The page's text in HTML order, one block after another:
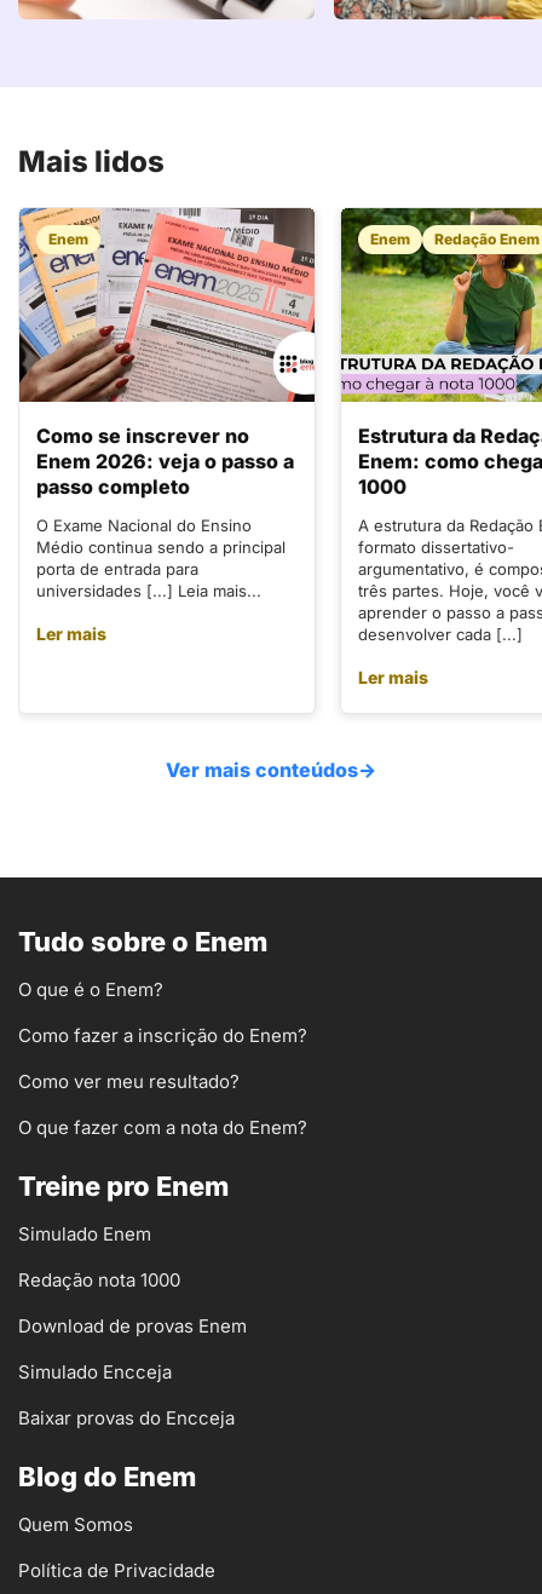
Mais lidos
Enem
Como se inscrever no
Enem 2026: veja o passo a
passo completo
O Exame Nacional do Ensino
Médio continua sendo a principal
porta de entrada para
universidades [...] Leia mais...
Ler mais
Enem Redação Enem
Estrutura da
Enem: como
1000
A estrutura da Redação
formato dissertativo-
argumentativo, é
três partes. Hoje, você
aprender o passo a
desenvolver cada [...]
Ler mais
Ver mais conteúdos→
Tudo sobre o Enem
O que é o Enem?
Como fazer a inscrição do Enem?
Como ver meu resultado?
O que fazer com a nota do Enem?
Treine pro Enem
Simulado Enem
Redação nota 1000
Download de provas Enem
Simulado Encceja
Baixar provas do Encceja
Blog do Enem
Quem Somos
Política de Privacidade